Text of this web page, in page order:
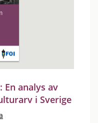
analys av
i Sverige